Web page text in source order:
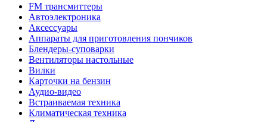
FM трансмиттеры
Автоэлектроника
Аксессуары
Аппараты для приготовления пончиков
Блендеры-суповарки
Вентиляторы настольные
Вилки
Карточки на бензин
Аудио-видео
Встраиваемая техника
Климатическая техника